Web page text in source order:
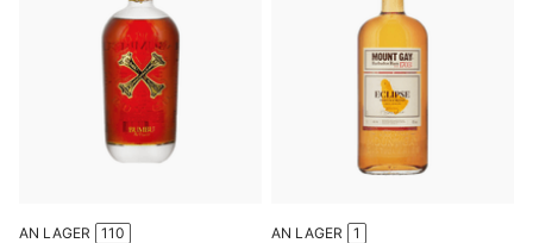
AN LAGER 110 AN LAGER 1